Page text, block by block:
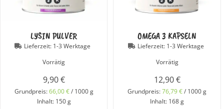
LYSIN PULVER
Lieferzeit: 1-3 Werktage
Vorrätig
9,90€
Grundpreis:66,00€/ 1000 g
Inhalt: 150g
OMEGA 3 KAPSELN
Lieferzeit: 1-3 Werktage
Vorrätig
12,90€
Grundpreis:76,79€/ 1000g
Inhalt: 168g